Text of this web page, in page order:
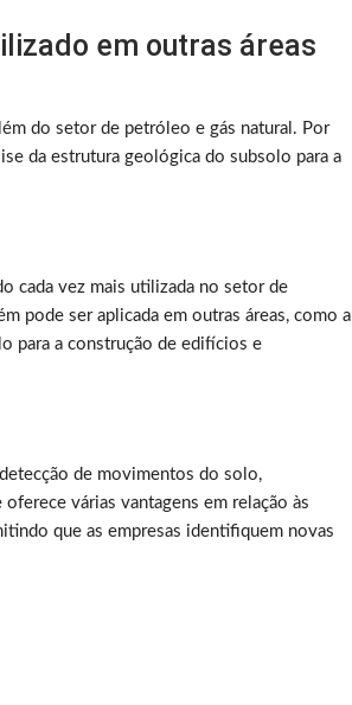
em outras áreas
do setor de petróleo e gás natural. Por
da estrutura geológica do subsolo para a
cada vez mais utilizada no setor de
pode ser aplicada em outras áreas, como a
para a construção de edifícios e
de movimentos do solo,
várias vantagens em relação às
que as empresas identifiquem novas